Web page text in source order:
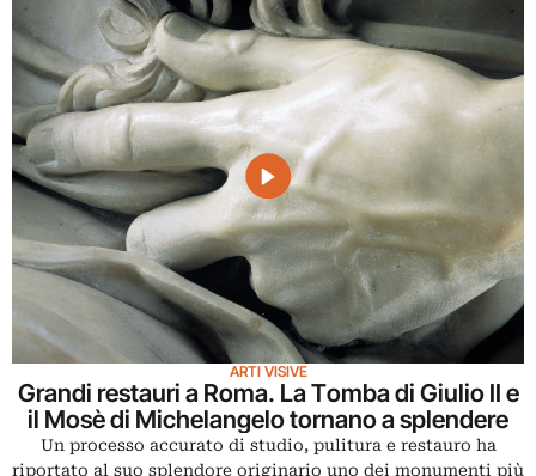
ARTI VISIVE
Grandi restauri a Roma. La Tomba di Giulio II e
il Mosè di Michelangelo tornano a splendere
Un processo accurato di studio, pulitura e restauro ha
riportato al suo splendore originario uno dei monumenti più